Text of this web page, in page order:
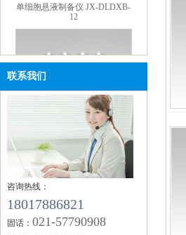
12
单细胞悬液制备仪 JX-DLDXB-
8
联系我们
咨询热线：
18017886821
固话： 021-57790908